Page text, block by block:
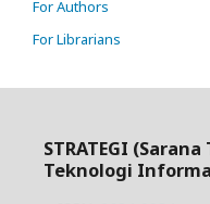
For Authors
For Librarians
STRATEGI
Teknologi